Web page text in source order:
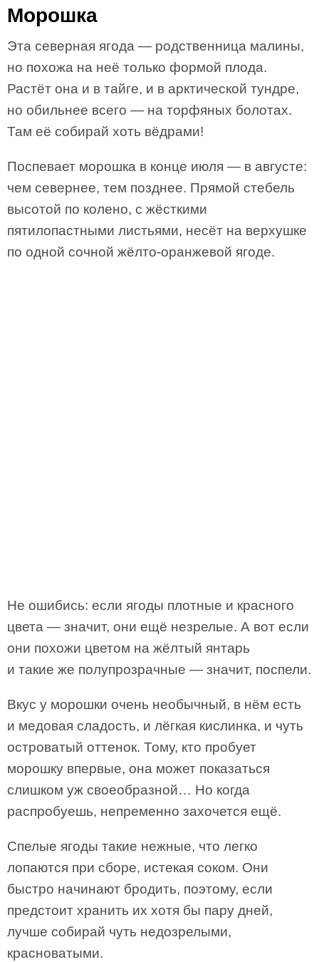
Морошка
Эта северная ягода — родственница малины,
но похожа на неё только формой плода.
Растёт она и в тайге, и в арктической тундре,
но обильнее всего — на торфяных болотах.
Там её собирай хоть вёдрами!
Поспевает морошка в конце июля — в августе:
чем севернее, тем позднее. Прямой стебель
высотой по колено, с жёсткими
пятилопастными листьями, несёт на верхушке
по одной сочной жёлто-оранжевой ягоде.
Не ошибись: если ягоды плотные и красного
цвета — значит, они ещё незрелые. А вот если
они похожи цветом на жёлтый янтарь
и такие же полупрозрачные — значит, поспели.
Вкус у морошки очень необычный, в нём есть
и медовая сладость, и лёгкая кислинка, и чуть
островатый оттенок. Тому, кто пробует
морошку впервые, она может показаться
слишком уж своеобразной… Но когда
распробуешь, непременно захочется ещё.
Спелые ягоды такие нежные, что легко
лопаются при сборе, истекая соком. Они
быстро начинают бродить, поэтому, если
предстоит хранить их хотя бы пару дней,
лучше собирай чуть недозрелыми,
красноватыми.